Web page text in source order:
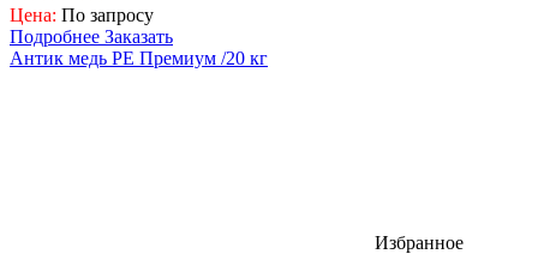
Цена: По запросу
Подробнее Заказать
Антик медь PE Премиум /20 кг
Избранное